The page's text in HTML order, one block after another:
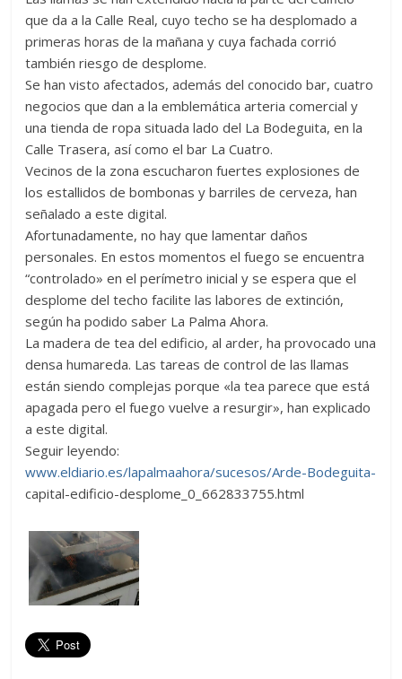
que da a la Calle Real, cuyo techo se ha desplomado a
primeras horas de la mañana y cuya fachada corrió
también riesgo de desplome.
Se han visto afectados, además del conocido bar, cuatro
negocios que dan a la emblemática arteria comercial y
una tienda de ropa situada lado del La Bodeguita, en la
Calle Trasera, así como el bar La Cuatro.
Vecinos de la zona escucharon fuertes explosiones de
los estallidos de bombonas y barriles de cerveza, han
señalado a este digital.
Afortunadamente, no hay que lamentar daños
personales. En estos momentos el fuego se encuentra
“controlado» en el perímetro inicial y se espera que el
desplome del techo facilite las labores de extinción,
según ha podido saber La Palma Ahora.
La madera de tea del edificio, al arder, ha provocado una
densa humareda. Las tareas de control de las llamas
están siendo complejas porque «la tea parece que está
apagada pero el fuego vuelve a resurgir», han explicado
a este digital.
Seguir leyendo:
www.eldiario.es/lapalmaahora/sucesos/Arde-Bodeguita-
capital-edificio-desplome_0_662833755.html